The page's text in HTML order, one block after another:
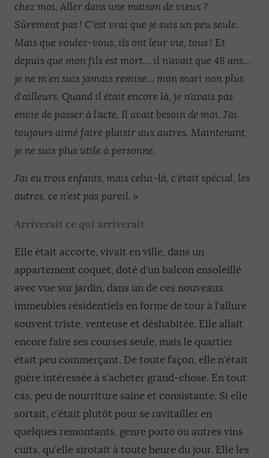
chez moi. Aller dans une maison de vieux ?
Sûrement pas ! C’est vrai que je suis un peu seule.
Mais que voulez-vous, ils ont leur vie, tous ! Et
depuis que mon fils est mort… il n’avait que 48 ans…
je ne m’en suis jamais remise… mon mari non plus
d‘ailleurs. Quand il était encore là, je n’avais pas
envie de passer à l’acte. Il avait besoin de moi. J’ai
toujours aimé faire plaisir aux autres. Maintenant,
je ne suis plus utile à personne.
J’ai eu trois enfants, mais celui-là, c’était spécial, les
autres, ce n’est pas pareil. »
Arriverait ce qui arriverait
Elle était accorte, vivait en ville, dans un
appartement coquet, doté d’un balcon ensoleillé
avec vue sur jardin, dans un de ces nouveaux
immeubles résidentiels en forme de tour à l’allure
souvent triste, venteuse et déshabitée. Elle allait
encore faire ses courses seule, mais le quartier
était peu commerçant. De toute façon, elle n’était
guère intéressée à s’acheter grand-chose. En tout
cas, peu de nourriture saine et consistante. Si elle
sortait, c’était plutôt pour se ravitailler en
quelques remontants, genre porto ou autres vins
cuits, qu’elle sirotait à toute heure du jour. Elle les